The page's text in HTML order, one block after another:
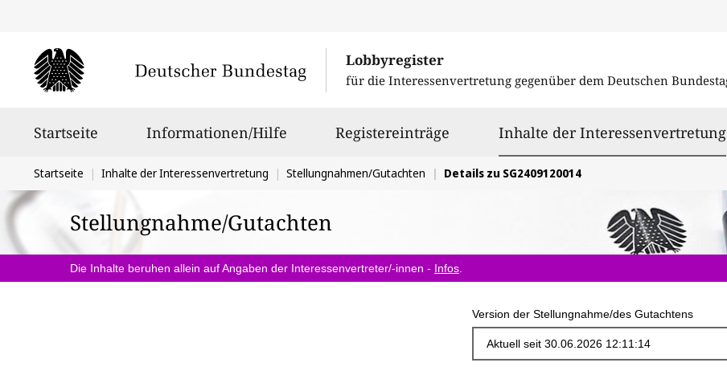
Lobbyregister
für die Interessenvertretung gegenüber dem Deutschen
Startseite Informationen/Hilfe Registereinträge Inhalte der Interessenvertretung
Sie
befinden
sich
hier:
Startseite Inhalte der Interessenvertretung Stellungnahmen/Gutachten Details zu SG2409120014
Stellungnahme/Gutachten
Die Inhalte beruhen allein auf Angaben der Interessenvertreter/-innen - Infos
Version der Stellungnahme/des Gutachtens